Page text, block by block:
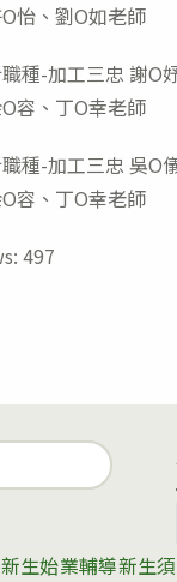
怡、劉O如老師
種-加工三忠 謝O
容、丁O幸老師
種-加工三忠 吳O
容、丁O幸老師
497
生始業輔導新生